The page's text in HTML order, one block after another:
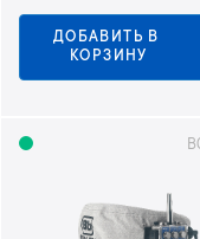
ДОБАВИТЬ В
КОРЗИНУ